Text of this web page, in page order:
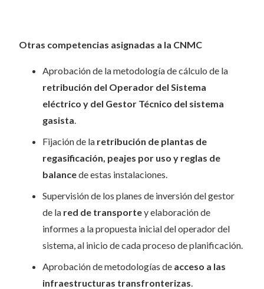
Otras competencias asignadas a la CNMC
Aprobación de la metodología de cálculo de la
retribución del Operador del Sistema
eléctrico y del Gestor Técnico del sistema
gasista.
Fijación de la retribución de plantas de
regasificación, peajes por uso y reglas de
balancede estas instalaciones.
Supervisión de los planes de inversión del gestor
de la red de transportey elaboración de
informes a la propuesta inicial del operador del
sistema, al inicio de cada proceso de planificación.
Aprobación de metodologías de acceso a las
infraestructuras transfronterizas.